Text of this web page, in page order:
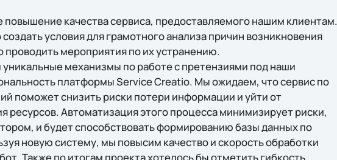
повышение качества сервиса, предоставляемого нашим клиентам.
условия для грамотного анализа причин возникновения
мероприятия по их устранению.
механизмы по работе с претензиями под наши
платформы Service Creatio. Мы ожидаем, что сервис по
поможет снизить риски потери информации и уйти от
ресурсов. Автоматизация этого процесса минимизирует риски,
и будет способствовать формированию базы данных по
новую систему, мы повысим качество и скорость обработки
Также по итогам проекта хотелось бы отметить гибкость